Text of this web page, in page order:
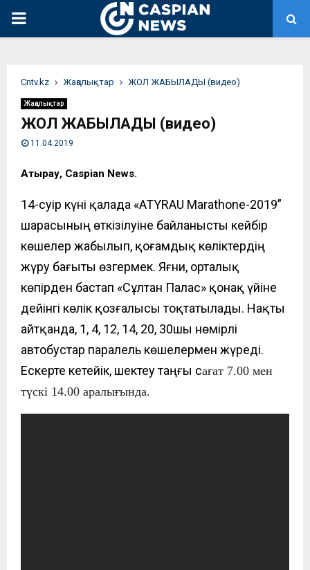
PRIMARY
Сntv.kz Жаңалықтар ЖОЛ ЖАБЫЛАДЫ (видео)
Жаңалықтар
ЖОЛ ЖАБЫЛАДЫ (видео)
11.04.2019
Атырау, Caspian News.
14-сәуір күні қалада «ATYRAU Marathone-2019”
шарасының өткізілуіне байланысты кейбір
көшелер жабылып, қоғамдық көліктердің
жүру бағыты өзгермек. Яғни, орталық
көпірден бастап «Сұлтан Палас» қонақ үйіне
дейінгі көлік қозғалысы тоқтатылады. Нақты
айтқанда, 1, 4, 12, 14, 20, 30шы нөмірлі
автобустар паралель көшелермен жүреді.
Ескерте кетейік, шектеу таңғы сағат 7.00 мен
түскі 14.00 аралығында.